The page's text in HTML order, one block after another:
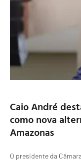
Caio André
como nova
Amazonas
O presidente da